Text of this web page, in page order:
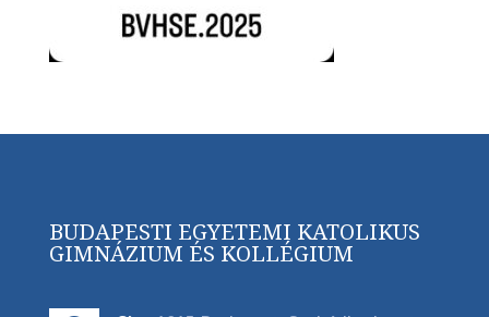
BUDAPESTI EGYETEMI KATOLIKUS
GIMNÁZIUM ÉS KOLLÉGIUM